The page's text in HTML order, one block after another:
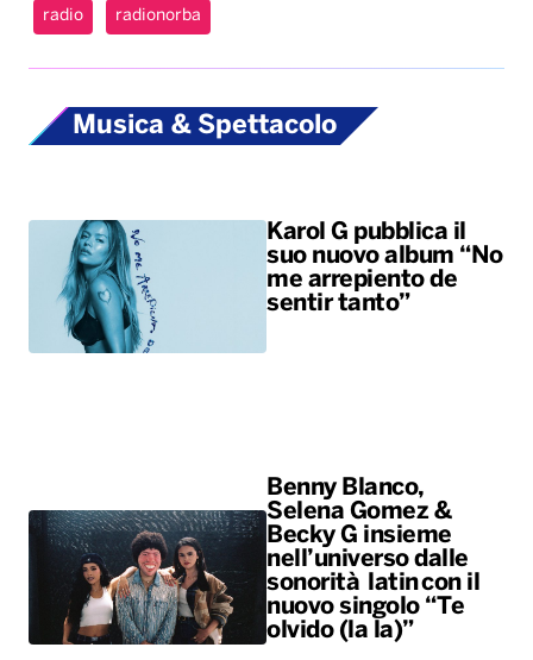
radio radionorba
Musica & Spettacolo
Karol G pubblica il
suo nuovo album “No
me arrepiento de
sentir tanto”
Benny Blanco,
Selena Gomez &
Becky G insieme
nell’universo dalle
sonorità latin con il
nuovo singolo “Te
olvido (la la)”